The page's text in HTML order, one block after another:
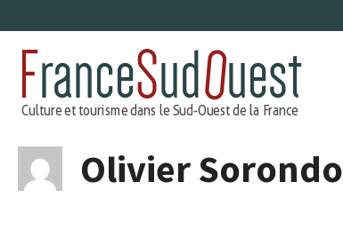
au
contenu
Olivier Sorondo